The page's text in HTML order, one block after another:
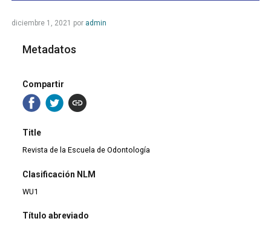
diciembre 1, 2021 por admin
Metadatos
Compartir
Title
Revista de la Escuela de Odontología
Clasificación NLM
WU1
Título abreviado